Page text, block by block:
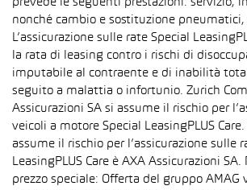
prevede le seguenti prestazioni: servizio,
nonché cambio e sostituzione pneumatici,
L’assicurazione sulle rate Special
la rata di leasing contro i rischi di
imputabile al contraente e di inabilità
seguito a malattia o infortunio. Zurich
Assicurazioni SA si assume il rischio per
veicoli a motore Special LeasingPLUS
assume il rischio per l’assicurazione sulle
LeasingPLUS Care è AXA Assicurazioni SA.
prezzo speciale: Offerta del gruppo AMAG